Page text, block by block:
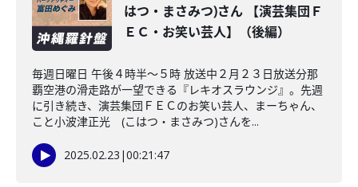
はつ・まさみつ)さん 【演芸集団Ｆ
ＥＣ・お笑い芸人】（後編）
毎週日曜日 午後４時半～５時 放送中２月２３日放送分那
覇空港の滑走路が一望できる『レキオスラウンジ』。先週
に引き続き、演芸集団ＦＥＣのお笑い芸人、まーちゃん、
こと小波津正光 (こはつ・まさみつ)さんを...
2025.02.23 |00:21:47